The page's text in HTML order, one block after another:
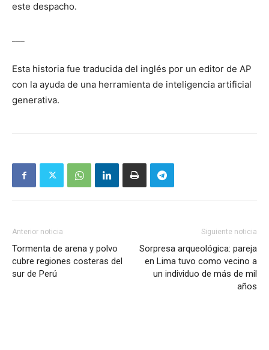
este despacho.
Esta historia fue traducida del inglés por un editor de AP
con la ayuda de una herramienta de inteligencia artificial
generativa.
Anterior noticia
Tormenta de arena y polvo
cubre regiones costeras del
sur de Perú
Siguiente noticia
Sorpresa arqueológica: pareja
en Lima tuvo como vecino a
un individuo de más de mil
años